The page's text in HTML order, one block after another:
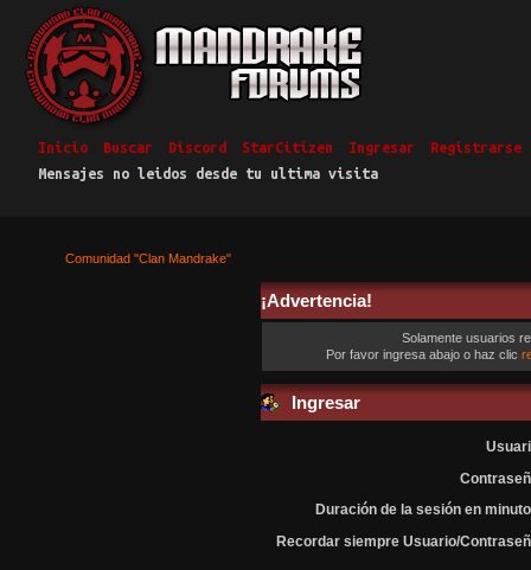
Inicio Buscar Discord StarCitizen Ingresar
Registrarse
Mensajes no leidos desde tu ultima visita
Comunidad "Clan Mandrake"
¡Advertencia!
Solamente usuarios
Por favor ingresa abajo o haz clic
Ingresar
Duración de la sesión en
Recordar siempre Usuario/